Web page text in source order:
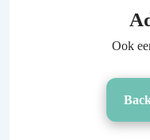
Ook